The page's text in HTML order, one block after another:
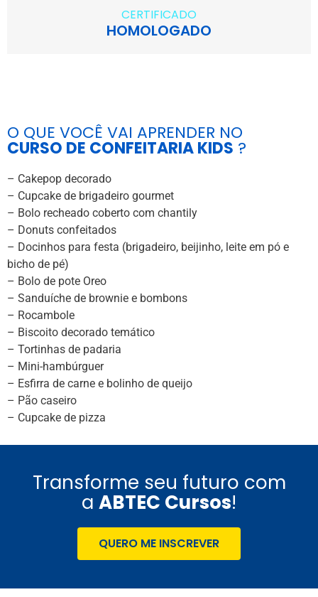
CERTIFICADO
HOMOLOGADO
O QUE VOCÊ VAI APRENDER NO
CURSO DE CONFEITARIA KIDS ?
– Cakepop decorado
– Cupcake de brigadeiro gourmet
– Bolo recheado coberto com chantily
– Donuts confeitados
– Docinhos para festa (brigadeiro, beijinho, leite em pó e
bicho de pé)
– Bolo de pote Oreo
– Sanduíche de brownie e bombons
– Rocambole
– Biscoito decorado temático
– Tortinhas de padaria
– Mini-hambúrguer
– Esfirra de carne e bolinho de queijo
– Pão caseiro
– Cupcake de pizza
Transforme seu futuro com
a ABTEC Cursos!
QUERO ME INSCREVER